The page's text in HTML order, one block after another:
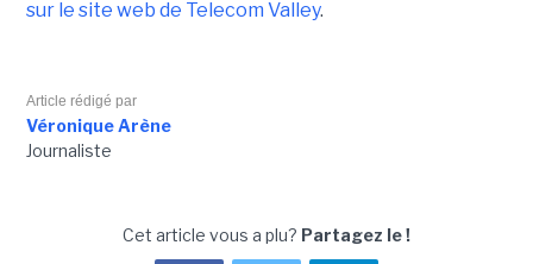
sur le site web de Telecom Valley.
Article rédigé par
Véronique Arène
Journaliste
Cet article vous a plu? Partagez le !